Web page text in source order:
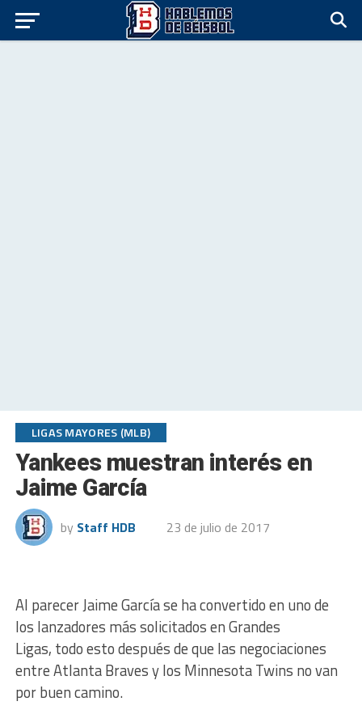
LIGAS MAYORES (MLB)
Yankees muestran interés en
Jaime García
by Staff HDB 23 de julio de 2017
Al parecer Jaime García se ha convertido en uno de
los lanzadores más solicitados en Grandes
Ligas, todo esto después de que las negociaciones
entre Atlanta Braves y los Minnesota Twins no van
por buen camino.